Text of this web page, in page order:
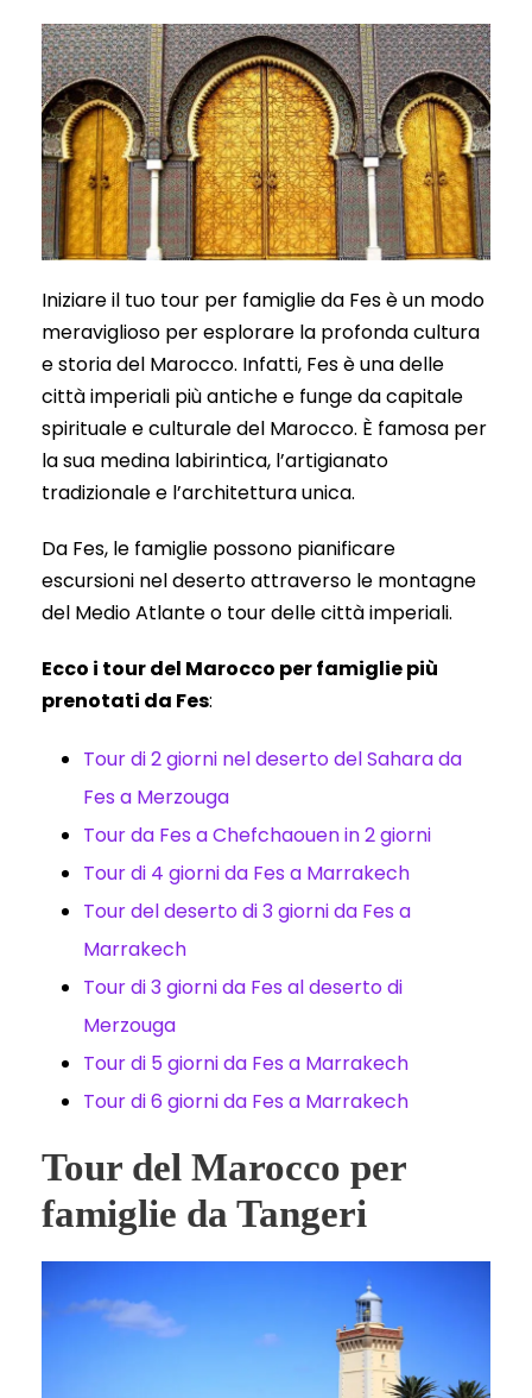
Iniziare il tuo tour per famiglie da Fes è un modo
meraviglioso per esplorare la profonda cultura
e storia del Marocco. Infatti, Fes è una delle
città imperiali più antiche e funge da capitale
spirituale e culturale del Marocco. È famosa per
la sua medina labirintica, l’artigianato
tradizionale e l’architettura unica.
Da Fes, le famiglie possono pianificare
escursioni nel deserto attraverso le montagne
del Medio Atlante o tour delle città imperiali.
Ecco i tour del Marocco per famiglie più
prenotati da Fes:
Tour di 2 giorni nel deserto del Sahara da
Fes a Merzouga
Tour da Fes a Chefchaouen in 2 giorni
Tour di 4 giorni da Fes a Marrakech
Tour del deserto di 3 giorni da Fes a
Marrakech
Tour di 3 giorni da Fes al deserto di
Merzouga
Tour di 5 giorni da Fes a Marrakech
Tour di 6 giorni da Fes a Marrakech
Tour del Marocco per
famiglie da Tangeri